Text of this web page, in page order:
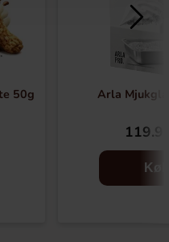
50g Arla
Køb